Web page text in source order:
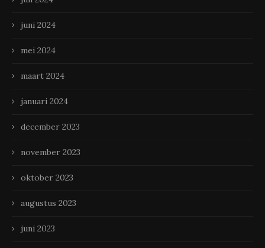
juni 2024
mei 2024
maart 2024
januari 2024
december 2023
november 2023
oktober 2023
augustus 2023
juni 2023